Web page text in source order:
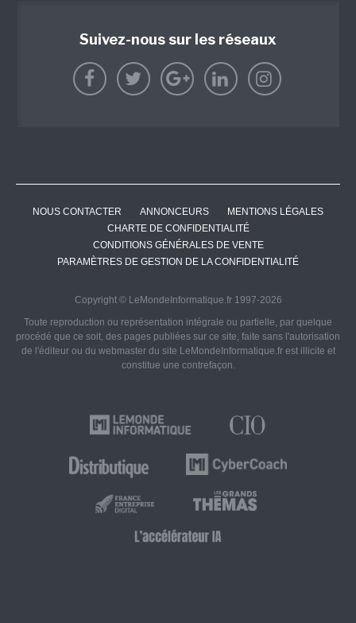
Suivez-nous sur les réseaux
NOUS CONTACTER ANNONCEURS
MENTIONS LÉGALES
CHARTE DE CONFIDENTIALITÉ
CONDITIONS GÉNÉRALES DE VENTE
PARAMÈTRES DE GESTION DE LA CONFIDENTIALITÉ
Copyright © LeMondeInformatique.fr 1997-2026
Toute reproduction ou représentation intégrale ou partielle, par quelque
procédé que ce soit, des pages publiées sur ce site, faite sans l'autorisation
de l'éditeur ou du webmaster du site LeMondeInformatique.fr est illicite et
constitue une contrefaçon.